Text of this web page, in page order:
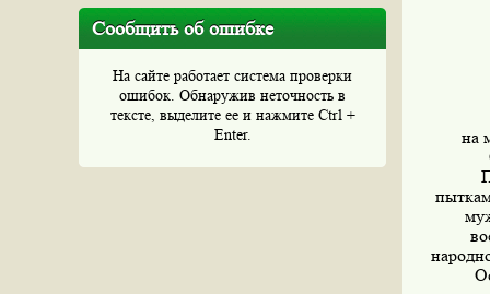
Сообщить об ошибке
На сайте работает система проверки
ошибок. Обнаружив неточность в
тексте, выделите ее и нажмите Ctrl +
Enter.
на